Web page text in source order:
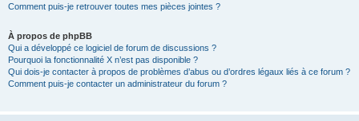
Comment puis-je retrouver toutes mes pièces jointes ?
À propos de phpBB
Qui a développé ce logiciel de forum de discussions ?
Pourquoi la fonctionnalité X n’est pas disponible ?
Qui dois-je contacter à propos de problèmes d’abus ou d’ordres légaux liés à ce forum ?
Comment puis-je contacter un administrateur du forum ?